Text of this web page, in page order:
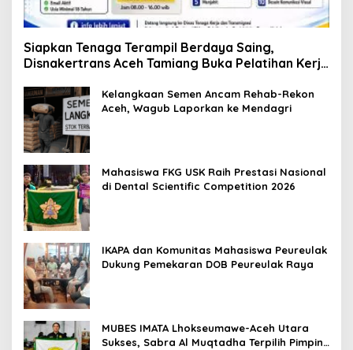
Siapkan Tenaga Terampil Berdaya Saing,
Disnakertrans Aceh Tamiang Buka Pelatihan Kerja
Kelangkaan Semen Ancam Rehab-Rekon
Aceh, Wagub Laporkan ke Mendagri
Mahasiswa FKG USK Raih Prestasi Nasional
di Dental Scientific Competition 2026
IKAPA dan Komunitas Mahasiswa Peureulak
Dukung Pemekaran DOB Peureulak Raya
MUBES IMATA Lhokseumawe-Aceh Utara
Sukses, Sabra Al Muqtadha Terpilih Pimpin